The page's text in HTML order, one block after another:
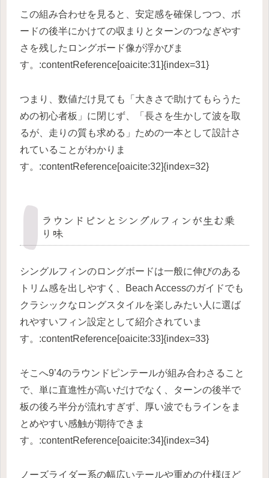
この組み合わせを見ると、安定感を確保しつつ、ボ
ードの後半にかけての収まりとターンのつなぎやす
さを残したロングボード像が浮かびま
す。:contentReference[oaicite:31]{index=31}
つまり、数値だけ見ても「大きさで助けてもらうた
めの初心者板」に閉じず、「長さを生かして波を取
るが、走りの質も求める」ための一本として設計さ
れていることがわかりま
す。:contentReference[oaicite:32]{index=32}
ラウンドピンとシングルフィンが生む乗
り味
シングルフィンのロングボードは一般に伸びのある
トリム感を出しやすく、Beach Accessのガイドでも
クラシックなロングスタイルを楽しみたい人に選ば
れやすいフィン設定として紹介されていま
す。:contentReference[oaicite:33]{index=33}
そこへ9’4のラウンドピンテールが組み合わさること
で、単に直進性が高いだけでなく、ターンの後半で
板の後ろ半分が流れすぎず、厚い波でもラインをま
とめやすい感触が期待できま
す。:contentReference[oaicite:34]{index=34}
ノーズライダー系の幅広いテールや重めの仕様ほど